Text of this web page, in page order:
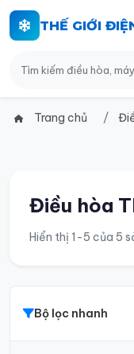
THẾ GIỚI
Trang chủ
Điều hòa
Hiển thị 1-5 của 5
Bộ lọc nhanh